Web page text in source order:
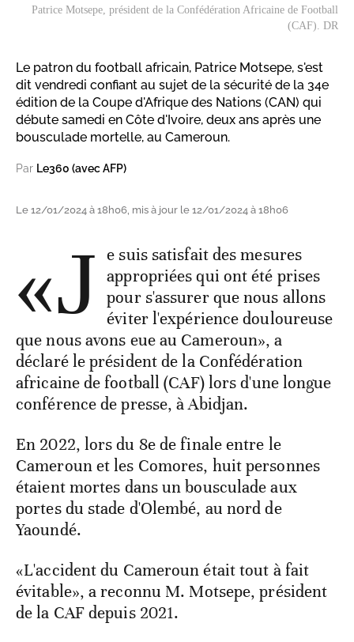
Patrice Motsepe, président de la Confédération Africaine de Football
(CAF). DR
Le patron du football africain, Patrice Motsepe, s'est
dit vendredi confiant au sujet de la sécurité de la 34e
édition de la Coupe d'Afrique des Nations (CAN) qui
débute samedi en Côte d'Ivoire, deux ans après une
bousculade mortelle, au Cameroun.
Par Le360 (avec AFP)
Le 12/01/2024 à 18h06, mis à jour le 12/01/2024 à 18h06
«J e suis satisfait des mesures
appropriées qui ont été prises
pour s'assurer que nous allons
éviter l'expérience douloureuse
que nous avons eue au Cameroun», a
déclaré le président de la Confédération
africaine de football (CAF) lors d'une longue
conférence de presse, à Abidjan.
En 2022, lors du 8e de finale entre le
Cameroun et les Comores, huit personnes
étaient mortes dans un bousculade aux
portes du stade d'Olembé, au nord de
Yaoundé.
«L'accident du Cameroun était tout à fait
évitable», a reconnu M. Motsepe, président
de la CAF depuis 2021.